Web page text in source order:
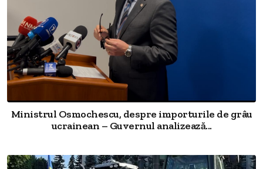
Ministrul Osmochescu, despre importurile de grâu
ucrainean – Guvernul analizează...